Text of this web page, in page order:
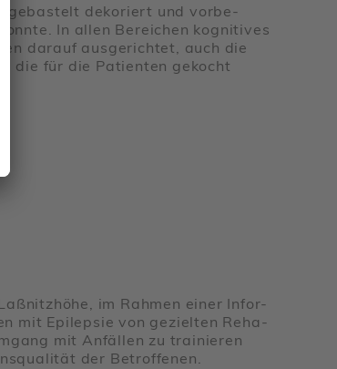
gebas­telt deko­riert und vorbe­
In allen Berei­chen kogni­tives
darauf ausge­richtet, auch die
die für die Pati­enten gekocht
im Rahmen einer Infor­
mit Epilepsie von gezielten Reha­
mit Anfällen zu trai­nieren
der Betrof­fenen.